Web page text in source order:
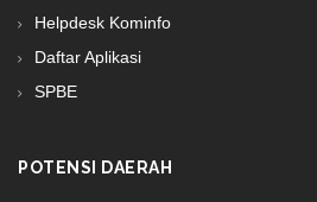
Helpdesk Kominfo
Daftar Aplikasi
SPBE
POTENSI DAERAH